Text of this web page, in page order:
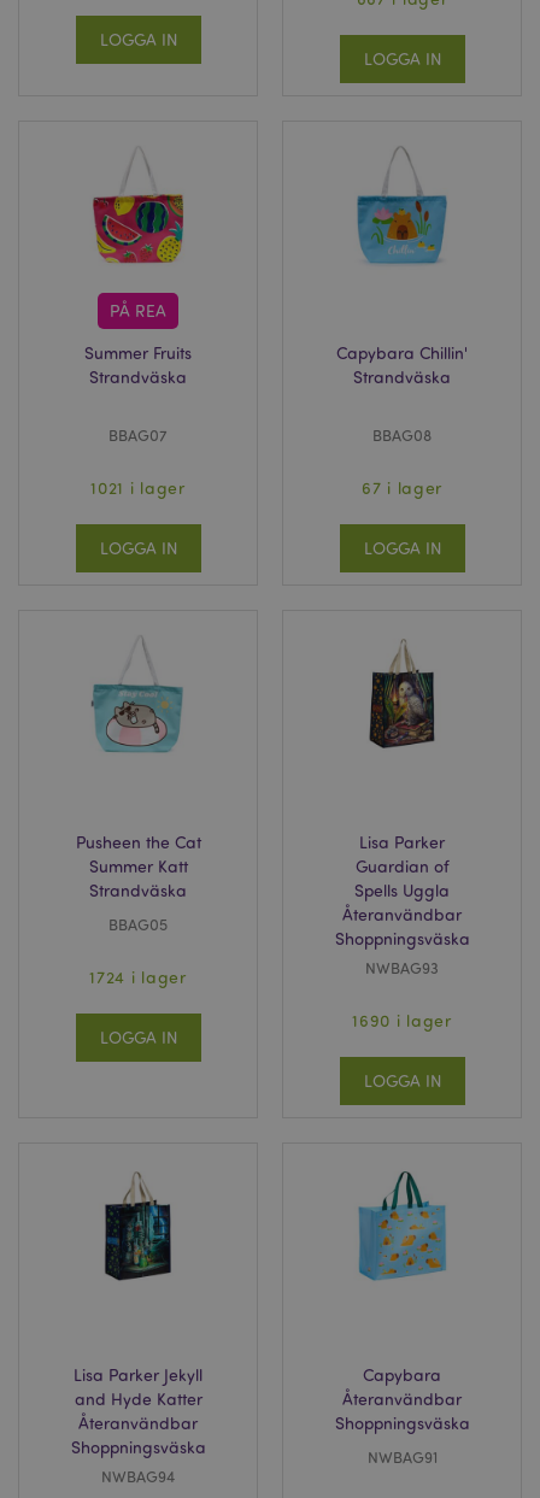
LOGGA IN
LOGGA IN
PÅ REA
Summer Fruits
Strandväska
BBAG07
1021 i lager
LOGGA IN
Capybara Chillin'
Strandväska
BBAG08
67 i lager
LOGGA IN
Pusheen the Cat
Summer Katt
Strandväska
BBAG05
1724 i lager
LOGGA IN
Lisa Parker
Guardian of
Spells Uggla
Återanvändbar
Shoppningsväska
NWBAG93
1690 i lager
LOGGA IN
Lisa Parker Jekyll
and Hyde Katter
Återanvändbar
Shoppningsväska
NWBAG94
Capybara
Återanvändbar
Shoppningsväska
NWBAG91